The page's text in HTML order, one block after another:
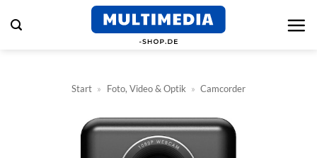
Inhalt
Start » Foto, Video & Optik » Camcorder